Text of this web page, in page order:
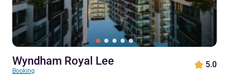
Wyndham Royal Lee
Booking
5.0